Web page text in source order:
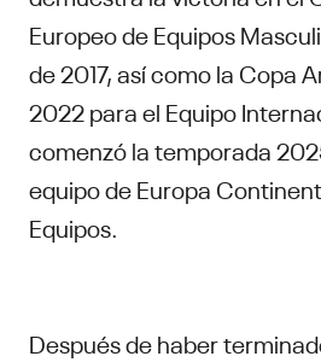
Europeo de Equipos
de 2017, así como la Copa
2022 para el Equipo
comenzó la temporada
equipo de Europa
Equipos.
Después de haber